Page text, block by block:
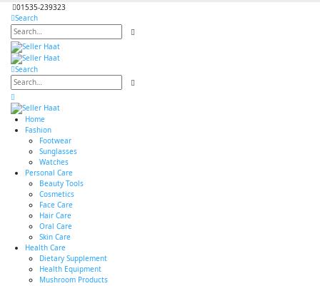
01535-239323
Search
Search
Home
Fashion
Footwear
Sunglasses
Watches
Personal Care
Beauty Tools
Cosmetics
Face Care
Hair Care
Oral Care
Skin Care
Health Care
Dietary Supplement
Health Equipment
Mushroom Products